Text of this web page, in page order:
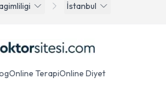
İstanbul
Online TerapiOnline Diyet